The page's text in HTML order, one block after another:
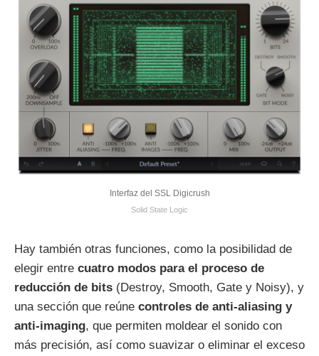
Interfaz del SSL Digicrush
Solid State Logic
Hay también otras funciones, como la posibilidad de
elegir entre cuatro modos para el proceso de
reducción de bits (Destroy, Smooth, Gate y Noisy), y
una sección que reúne controles de anti-aliasing y
anti-imaging, que permiten moldear el sonido con
más precisión, así como suavizar o eliminar el exceso